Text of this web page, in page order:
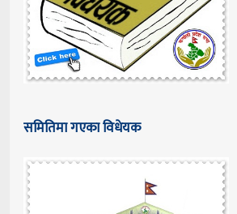
समितिमा गएका विधेयक